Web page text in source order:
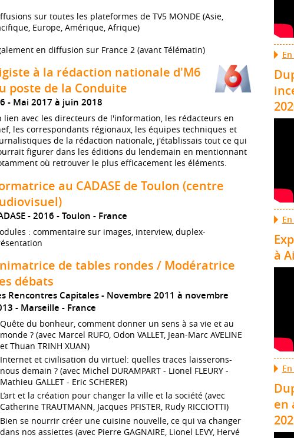
sur toutes les plateformes de TV5 MONDE (Asie,
Europe, Amérique, Afrique)
en diffusion sur France 2 (avant Télématin)
à la rédaction nationale d'M6
poste de la Conduite
Mai 2017 à juin 2018
lien avec les directeurs de l'information, les rédacteurs en
les correspondants régionaux, les équipes techniques et
de la rédaction nationale, j'établissais tout ce qui
figurer dans les éditions du lendemain en mentionnant
où retrouver le plus efficacement les éléments.
au CADASE de Toulon (centre
2016 Toulon France
: commentaire sur images, interview, duplex-
de tables rondes / Modératrice
débats
Rencontres Capitales
Novembre 2011 à novembre
Marseille France
Quête du bonheur, comment donner un sens à sa vie et au
monde ? (avec Marcel RUFO, Odon VALLET, Jean-Marc AVELINE
et Thuan TRINH XUAN)
Internet et civilisation du virtuel: quelles traces laisserons-
nous demain ? (avec Michel DURAMPART - Lionel FLEURY -
Mathieu GALLET - Eric SCHERER)
L’art et la création pour changer la ville et la société (avec
Catherine TRAUTMANN, Jacques PFISTER, Rudy RICCIOTTI)
Bien se nourrir créer une cuisine nouvelle, ce qui va changer
dans nos assiettes (avec Pierre GAGNAIRE, Lionel LEVY, Hervé
à
en